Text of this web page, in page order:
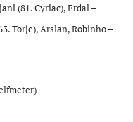
(81. Cyriac), Erdal –
Torje), Arslan, Robinho –